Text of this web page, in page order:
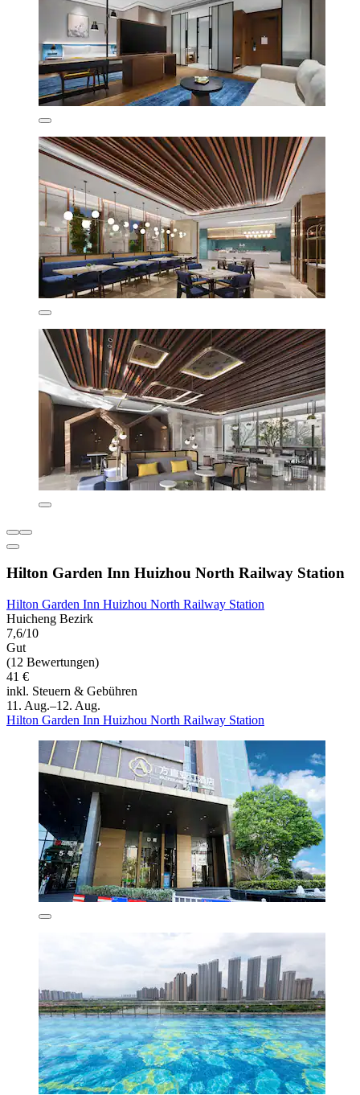
Hilton Garden Inn Huizhou North Railway Station
Hilton Garden Inn Huizhou North Railway Station
Huicheng Bezirk
7,6/10
Gut
(12 Bewertungen)
41 €
inkl. Steuern & Gebühren
11. Aug.–12. Aug.
Hilton Garden Inn Huizhou North Railway Station